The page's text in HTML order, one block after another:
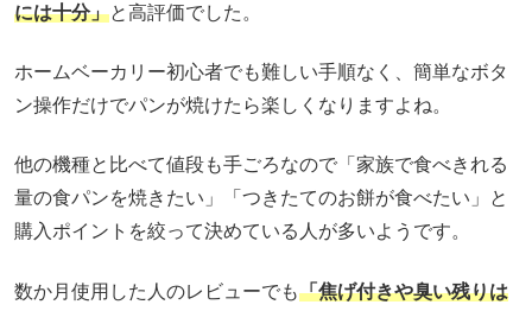
には十分」と高評価でした。
ホームベーカリー初心者でも難しい手順なく、簡単なボタ
ン操作だけでパンが焼けたら楽しくなりますよね。
他の機種と比べて値段も手ごろなので「家族で食べきれる
量の食パンを焼きたい」「つきたてのお餅が食べたい」と
購入ポイントを絞って決めている人が多いようです。
数か月使用した人のレビューでも「焦げ付きや臭い残りは